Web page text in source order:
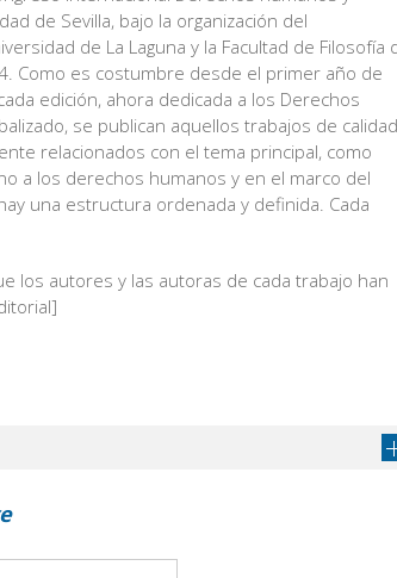
de Sevilla, bajo la organización del
de La Laguna y la Facultad de Filosofía
Como es costumbre desde el primer año de
edición, ahora dedicada a los Derechos
se publican aquellos trabajos de calidad
relacionados con el tema principal, como
a los derechos humanos y en el marco del
una estructura ordenada y definida. Cada
los autores y las autoras de cada trabajo han